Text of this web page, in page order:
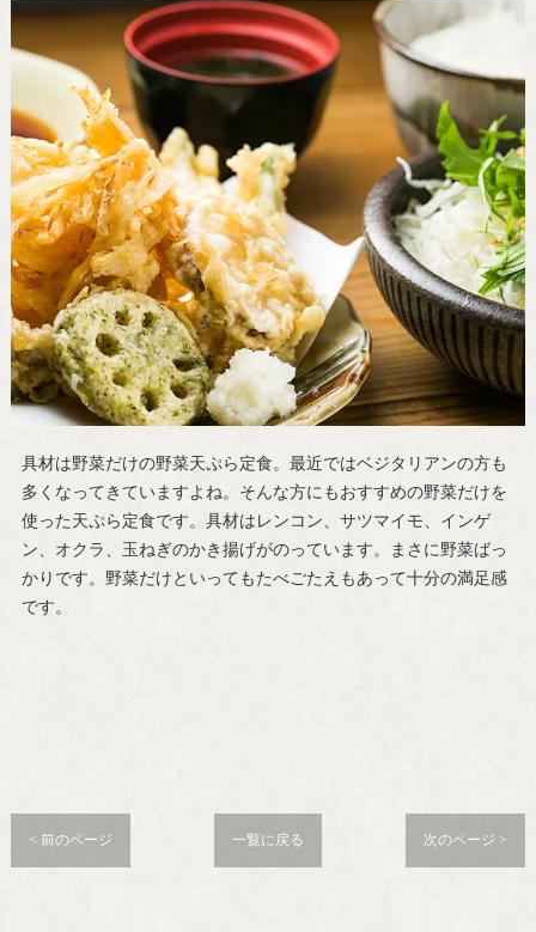
具材は野菜だけの野菜天ぷら定食。最近ではベジタリアンの方も
多くなってきていますよね。そんな方にもおすすめの野菜だけを
使った天ぷら定食です。具材はレンコン、サツマイモ、インゲ
ン、オクラ、玉ねぎのかき揚げがのっています。まさに野菜ばっ
かりです。野菜だけといってもたべごたえもあって十分の満足感
です。
< 前のページ 一覧に戻る 次のページ >